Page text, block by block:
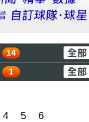
14
1
4 5 6